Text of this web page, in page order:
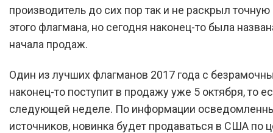
производитель до сих пор так и не раскрыл
этого флагмана, но сегодня наконец-то была
начала продаж.
Один из лучших флагманов 2017 года с
наконец-то поступит в продажу уже 5 октября, то
следующей неделе. По информации
источников, новинка будет продаваться в США по